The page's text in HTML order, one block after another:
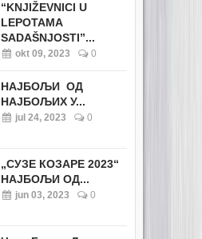
“KNJIŽEVNICI U
LEPOTAMA
SADAŠNJOSTI”...
okt 09, 2023 0
НАЈБОЉИ ОД
НАЈБОЉИХ У...
jul 24, 2023 0
„СУЗЕ КОЗАРЕ 2023“
НАЈБОЉИ ОД...
jun 03, 2023 0